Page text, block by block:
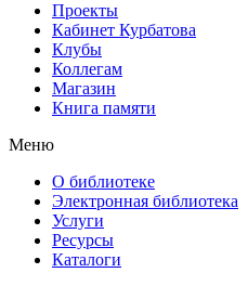
Проекты
Кабинет Курбатова
Клубы
Коллегам
Магазин
Книга памяти
Меню
О библиотеке
Электронная библиотека
Услуги
Ресурсы
Каталоги